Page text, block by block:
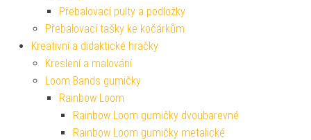
Přebalovací pulty a podložky
Přebalovací tašky ke kočárkům
Kreativní a didaktické hračky
Kreslení a malování
Loom Bands gumičky
Rainbow Loom
Rainbow Loom gumičky dvoubarevné
Rainbow Loom gumičky metalické